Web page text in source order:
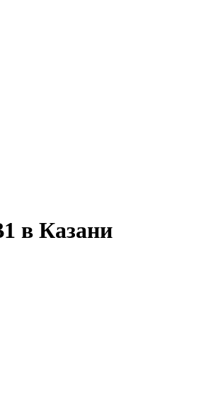
в Казани